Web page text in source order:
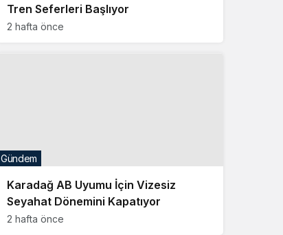
Tren Seferleri Başlıyor
2 hafta önce
Karadağ AB Uyumu İçin Vizesiz
Seyahat Dönemini Kapatıyor
2 hafta önce
Gündem